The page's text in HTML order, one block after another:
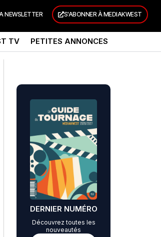
NEWSLETTER S'ABONNER À MEDIAKWEST
TV PETITES ANNONCES
DERNIER NUMÉRO
Découvrez toutes les
nouveautés